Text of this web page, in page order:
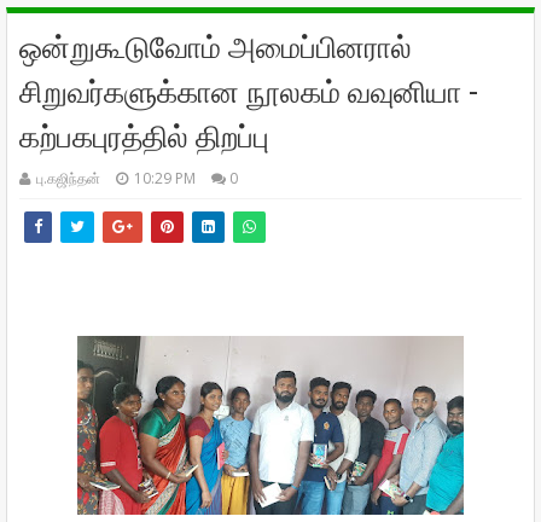
ஒன்றுகூடுவோம் அமைப்பினரால்
சிறுவர்களுக்கான நூலகம் வவுனியா -
கற்பகபுரத்தில் திறப்பு
பு.கஜிந்தன் 10:29 PM 0